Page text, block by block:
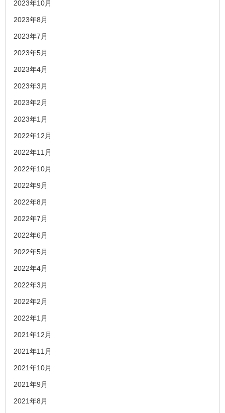
2023年10月
2023年8月
2023年7月
2023年5月
2023年4月
2023年3月
2023年2月
2023年1月
2022年12月
2022年11月
2022年10月
2022年9月
2022年8月
2022年7月
2022年6月
2022年5月
2022年4月
2022年3月
2022年2月
2022年1月
2021年12月
2021年11月
2021年10月
2021年9月
2021年8月